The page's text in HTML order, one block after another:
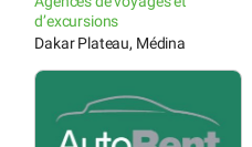
d’excursions
Dakar Plateau, Médina